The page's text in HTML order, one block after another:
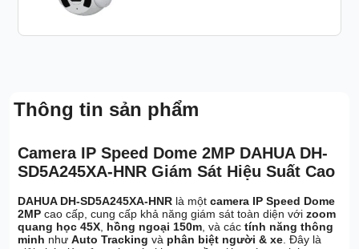
Thông tin sản phẩm
Camera IP Speed Dome 2MP DAHUA DH-
SD5A245XA-HNR Giám Sát Hiệu Suất Cao
DAHUA DH-SD5A245XA-HNR là mộtcamera IP Speed Dome
2MP cao cấp, cung cấp khả năng giám sát toàn diện vớizoom
quang học 45X hồng ngoại 150m , và cáctính năng thông
minh nhưAuto Tracking và phân biệt người & xe . Đây là